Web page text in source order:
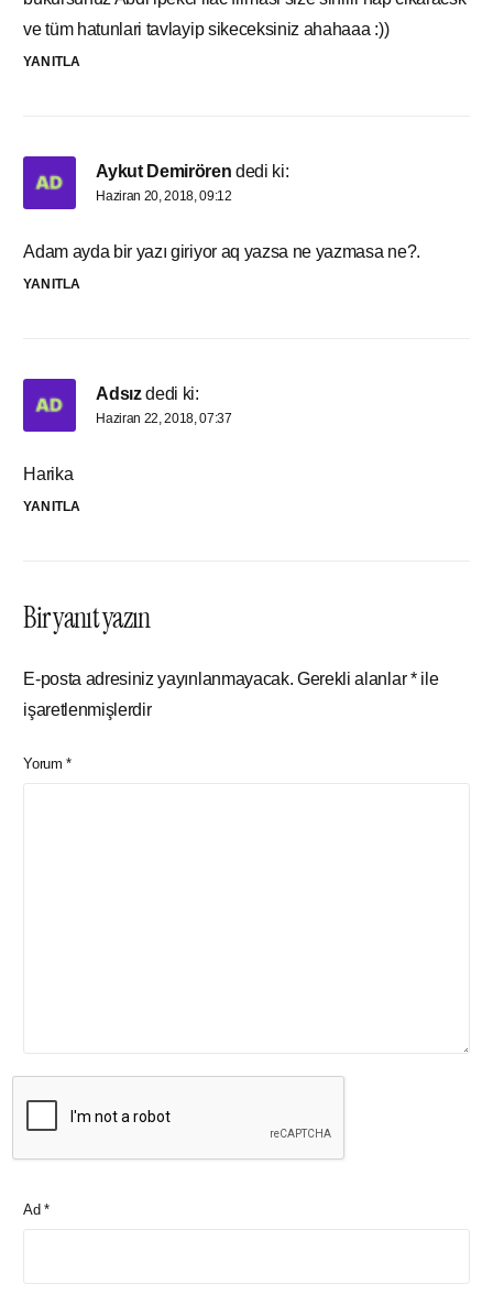
ve tüm hatunlari tavlayip sikeceksiniz ahahaaa :))
YANITLA
Aykut Demirören dedi ki:
Haziran 20, 2018, 09:12
Adam ayda bir yazı giriyor aq yazsa ne yazmasa ne?.
YANITLA
Adsız dedi ki:
Haziran 22, 2018, 07:37
Harika
YANITLA
Bir yanıt yazın
E-posta adresiniz yayınlanmayacak. Gerekli alanlar*ile
işaretlenmişlerdir
Yorum*
Ad*